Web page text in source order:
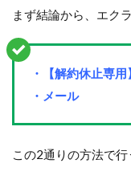
まず結論から、エク
・【解約休止専用
・メール
この2通りの方法で行